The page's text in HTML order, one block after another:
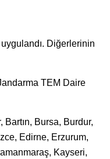
Diğerlerinin
TEM Daire
Bartın, Bursa, Burdur,
Edirne, Erzurum,
Kayseri,